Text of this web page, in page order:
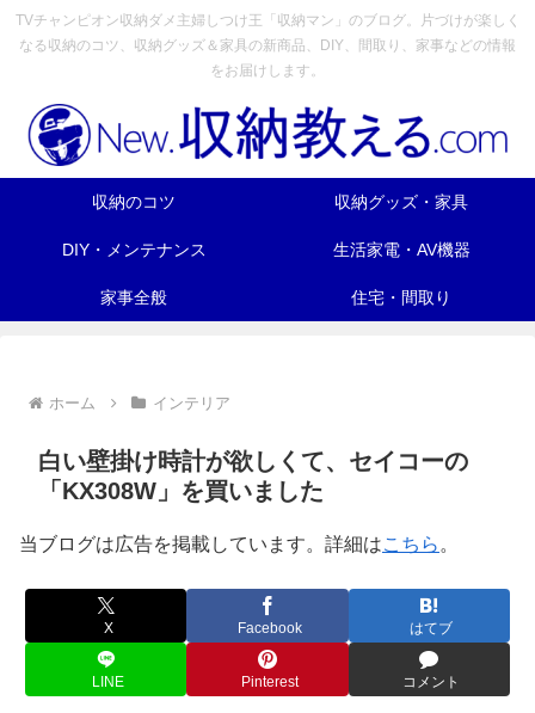
TVチャンピオン収納ダメ主婦しつけ王「収納マン」のブログ。片づけが楽しく
なる収納のコツ、収納グッズ＆家具の新商品、DIY、間取り、家事などの情報
をお届けします。
収納のコツ 収納グッズ・家具
DIY・メンテナンス 生活家電・AV機器
家事全般 住宅・間取り
ホーム インテリア
白い壁掛け時計が欲しくて、セイコーの
「KX308W」を買いました
当ブログは広告を掲載しています。詳細はこちら 。
X Facebook はてブ
LINE Pinterest コメント